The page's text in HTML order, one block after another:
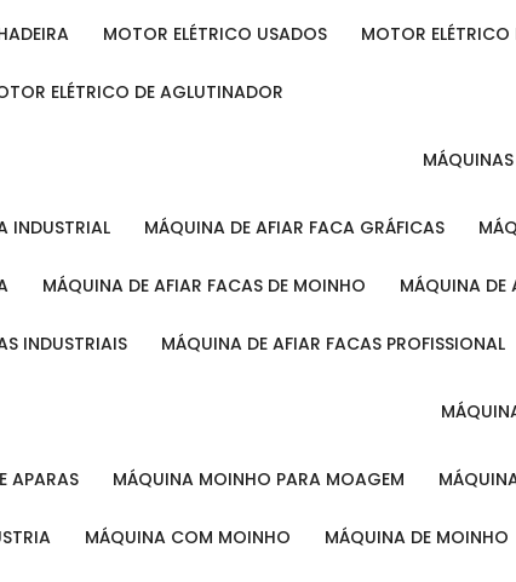
MOTOR ELÉTRICO USADOS MOTOR
ELÉTRICO DE AGLUTINADOR
INDUSTRIAL MÁQUINA DE AFIAR FACA GRÁFICAS
MÁQUINA DE AFIAR FACAS DE MOINHO MÁQUINA
INDUSTRIAIS MÁQUINA DE AFIAR FACAS PROFISSIONAL
APARAS MÁQUINA MOINHO PARA MOAGEM
MÁQUINA COM MOINHO MÁQUINA DE MOINHO